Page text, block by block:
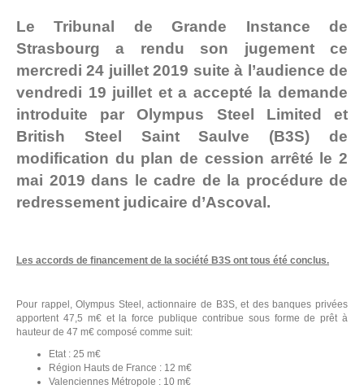
o
o
k
dI
n
Le Tribunal de Grande Instance de
Strasbourg a rendu son jugement ce
mercredi 24 juillet 2019 suite à l’audience de
vendredi 19 juillet et a accepté la demande
introduite par Olympus Steel Limited et
British Steel Saint Saulve (B3S) de
modification du plan de cession arrêté le 2
mai 2019 dans le cadre de la procédure de
redressement judicaire d’Ascoval.
Les accords de financement de la société B3S ont tous été conclus.
Pour rappel, Olympus Steel, actionnaire de B3S, et des banques privées
apportent 47,5 m€ et la force publique contribue sous forme de prêt à
hauteur de 47 m€ composé comme suit:
Etat : 25 m€
Région Hauts de France : 12 m€
Valenciennes Métropole : 10 m€